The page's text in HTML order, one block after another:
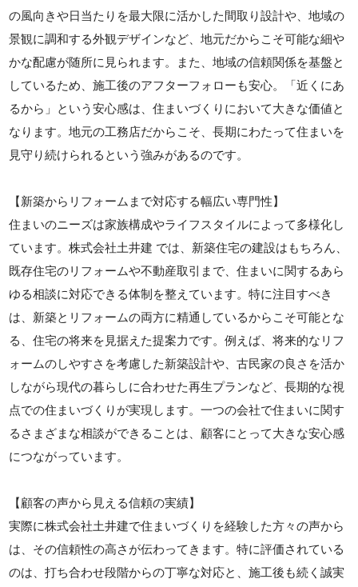
の風向きや日当たりを最大限に活かした間取り設計や、地域の
景観に調和する外観デザインなど、地元だからこそ可能な細や
かな配慮が随所に見られます。また、地域の信頼関係を基盤と
しているため、施工後のアフターフォローも安心。「近くにあ
るから」という安心感は、住まいづくりにおいて大きな価値と
なります。地元の工務店だからこそ、長期にわたって住まいを
見守り続けられるという強みがあるのです。
【新築からリフォームまで対応する幅広い専門性】
住まいのニーズは家族構成やライフスタイルによって多様化し
ています。株式会社土井建 では、新築住宅の建設はもちろん、
既存住宅のリフォームや不動産取引まで、住まいに関するあら
ゆる相談に対応できる体制を整えています。特に注目すべき
は、新築とリフォームの両方に精通しているからこそ可能とな
る、住宅の将来を見据えた提案力です。例えば、将来的なリフ
ォームのしやすさを考慮した新築設計や、古民家の良さを活か
しながら現代の暮らしに合わせた再生プランなど、長期的な視
点での住まいづくりが実現します。一つの会社で住まいに関す
るさまざまな相談ができることは、顧客にとって大きな安心感
につながっています。
【顧客の声から見える信頼の実績】
実際に株式会社土井建で住まいづくりを経験した方々の声から
は、その信頼性の高さが伝わってきます。特に評価されている
のは、打ち合わせ段階からの丁寧な対応と、施工後も続く誠実